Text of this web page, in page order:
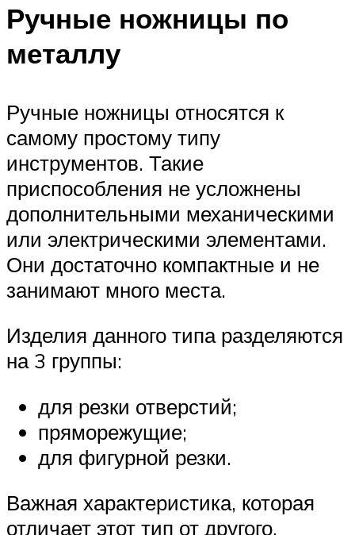
Ручные ножницы по
металлу
Ручные ножницы относятся к
самому простому типу
инструментов. Такие
приспособления не усложнены
дополнительными механическими
или электрическими элементами.
Они достаточно компактные и не
занимают много места.
Изделия данного типа разделяются
на 3 группы:
для резки отверстий;
пряморежущие;
для фигурной резки.
Важная характеристика, которая
отличает этот тип от другого,